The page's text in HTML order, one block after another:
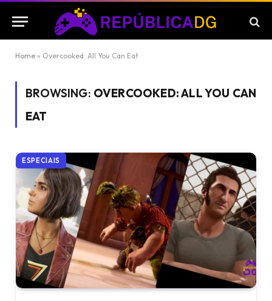
Home » Overcooked: All You Can Eat
BROWSING: OVERCOOKED: ALL YOU CAN
EAT
ESPECIAIS